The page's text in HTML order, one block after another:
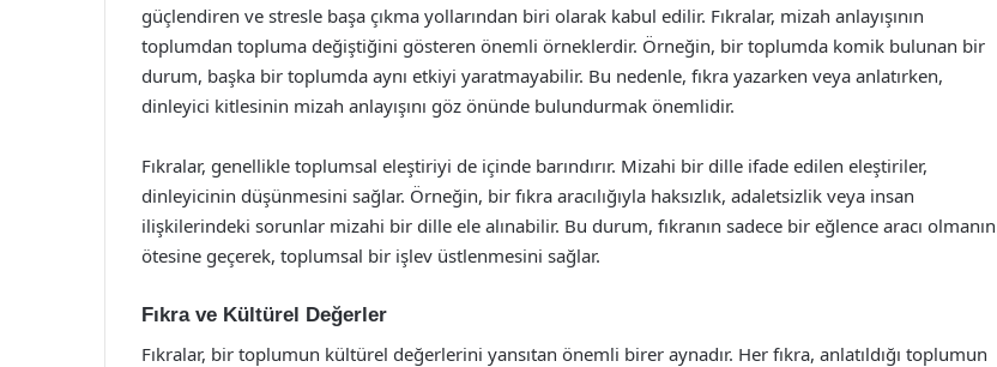
güçlendiren ve stresle başa çıkma yollarından biri olarak kabul edilir. Fıkralar, mizah anlayışının
toplumdan topluma değiştiğini gösteren önemli örneklerdir. Örneğin, bir toplumda komik bulunan bir
durum, başka bir toplumda aynı etkiyi yaratmayabilir. Bu nedenle, fıkra yazarken veya anlatırken,
dinleyici kitlesinin mizah anlayışını göz önünde bulundurmak önemlidir.
Fıkralar, genellikle toplumsal eleştiriyi de içinde barındırır. Mizahi bir dille ifade edilen eleştiriler,
dinleyicinin düşünmesini sağlar. Örneğin, bir fıkra aracılığıyla haksızlık, adaletsizlik veya insan
ilişkilerindeki sorunlar mizahi bir dille ele alınabilir. Bu durum, fıkranın sadece bir eğlence aracı olmanın
ötesine geçerek, toplumsal bir işlev üstlenmesini sağlar.
Fıkra ve Kültürel Değerler
Fıkralar, bir toplumun kültürel değerlerini yansıtan önemli birer aynadır. Her fıkra, anlatıldığı toplumun